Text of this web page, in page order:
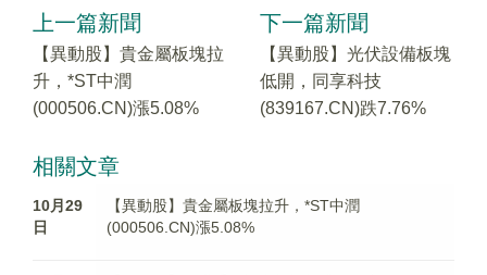
上一篇新聞
【異動股】貴金屬板塊拉
升，*ST中潤
(000506.CN)漲5.08%
下一篇新聞
【異動股】光伏設備板塊
低開，同享科技
(839167.CN)跌7.76%
相關文章
10月29
日
【異動股】貴金屬板塊拉升，*ST中潤
(000506.CN)漲5.08%